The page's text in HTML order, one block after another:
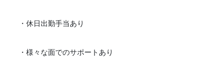
・休日出勤手当あり
・様々な面でのサポートあり